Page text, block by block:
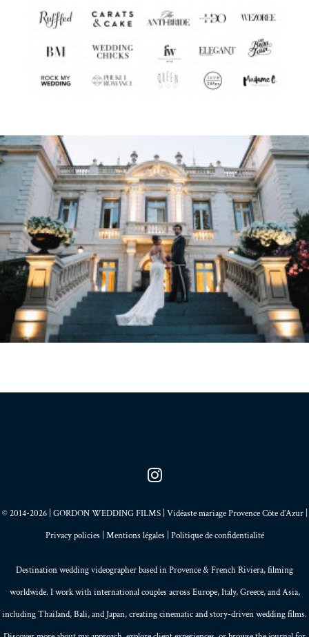
© 2014-2026 | GORDON WEDDING FILMS | Vidéaste mariage Provence Côte d’Azur |
Privacy policies| Mentions légales| Politique de confidentialité
Destination wedding videographer based inProvence&French Riviera, filming
worldwide. I work with international couples across Europe,Italy,Greece, andAsia,
including Thailand,Bali, andJapan, creatingcinematic and story-driven wedding films.